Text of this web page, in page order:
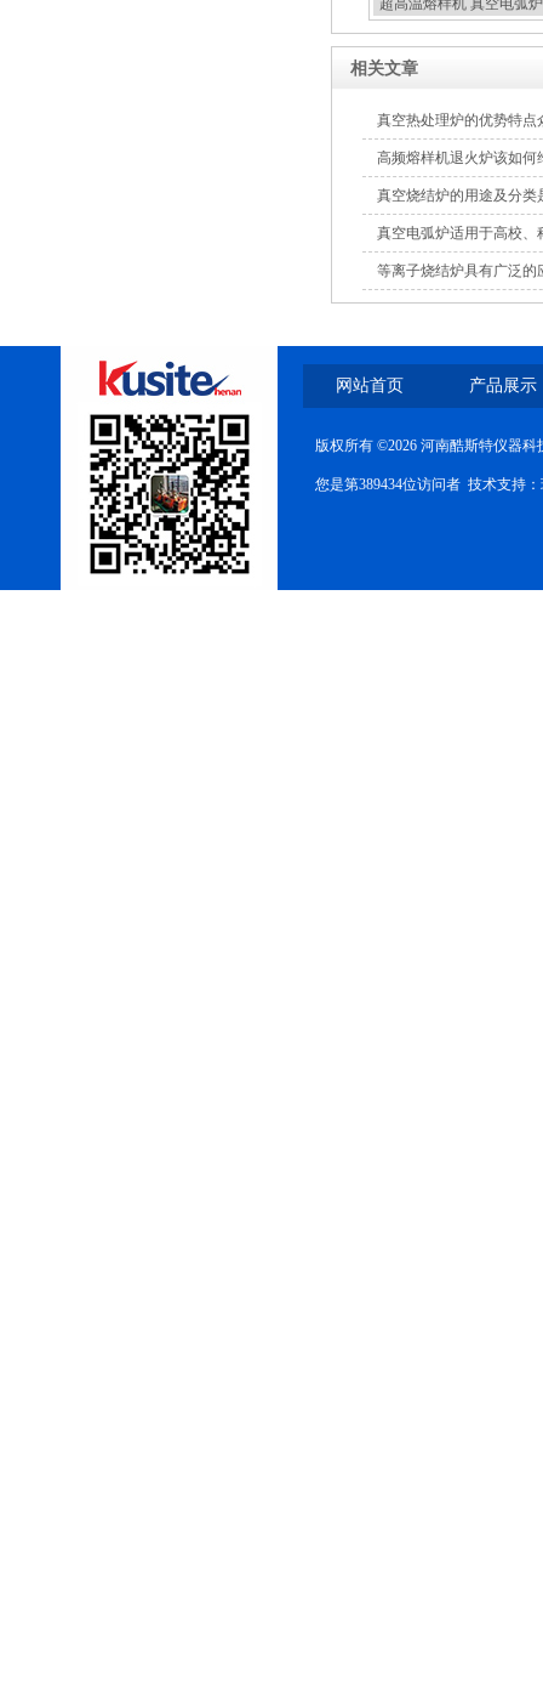
超高温熔样机 真空电弧
相关文章
真空热处理炉的优势特点
高频熔样机退火炉该如何
真空烧结炉的用途及分类
真空电弧炉适用于高校
制备
等离子烧结炉具有广泛的
网站首页 产品展示
版权所有 ©2026 河南酷斯特仪器
您是第389434位访问者 技术支持：